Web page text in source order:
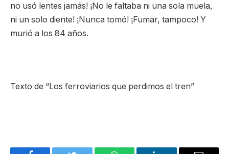
no usó lentes jamás! ¡No le faltaba ni una sola muela,
ni un solo diente! ¡Nunca tomó! ¡Fumar, tampoco! Y
murió a los 84 años.
Texto de “Los ferroviarios que perdimos el tren”